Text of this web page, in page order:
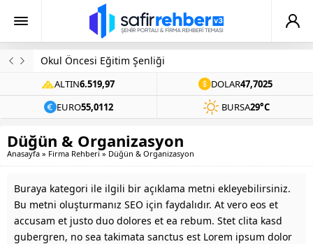
Okul Öncesi Eğitim Şenliği
ALTIN6.519,97 DOLAR47,7025
EURO55,0112 BURSA29°C
Düğün & Organizasyon
Anasayfa » Firma Rehberi » Düğün & Organizasyon
Buraya kategori ile ilgili bir açıklama metni ekleyebilirsiniz.
Bu metni oluşturmanız SEO için faydalıdır. At vero eos et
accusam et justo duo dolores et ea rebum. Stet clita kasd
gubergren, no sea takimata sanctus est Lorem ipsum dolor